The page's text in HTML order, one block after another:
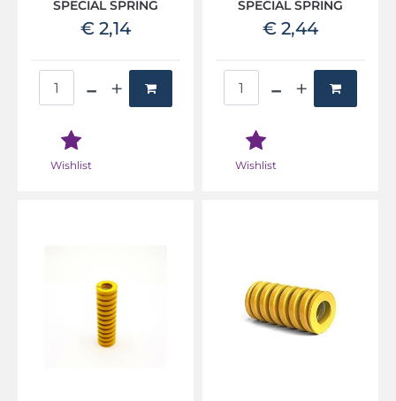
SPECIAL SPRING
€ 2,14
Wishlist
SPECIAL SPRING
€ 2,44
Wishlist